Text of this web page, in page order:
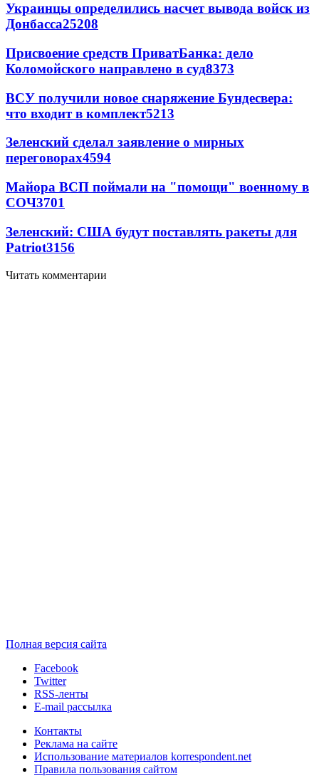
Украинцы определились насчет вывода войск из
Донбасса25208
Присвоение средств ПриватБанка: дело
Коломойского направлено в суд8373
ВСУ получили новое снаряжение Бундесвера:
что входит в комплект5213
Зеленский сделал заявление о мирных
переговорах4594
Майора ВСП поймали на "помощи" военному в
СОЧ3701
Зеленский: США будут поставлять ракеты для
Patriot3156
Читать комментарии
Полная версия сайта
Facebook
Twitter
RSS-ленты
E-mail рассылка
Контакты
Реклама на сайте
Использование материалов korrespondent.net
Правила пользования сайтом